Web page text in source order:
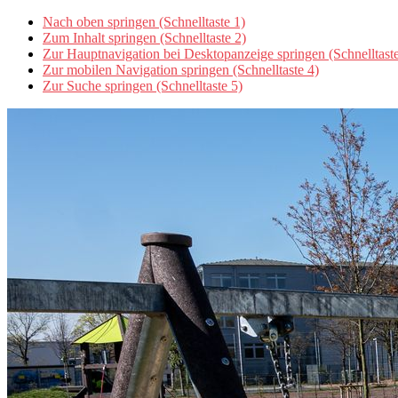
Nach oben springen (Schnelltaste 1)
Zum Inhalt springen (Schnelltaste 2)
Zur Hauptnavigation bei Desktopanzeige springen
Zur mobilen Navigation springen (Schnelltaste 4)
Zur Suche springen (Schnelltaste 5)